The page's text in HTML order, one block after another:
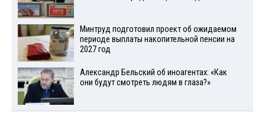
Минтруд подготовил проект об ожидаемом
периоде выплаты накопительной пенсии на
2027 год
Александр Бельский об иноагентах: «Как
они будут смотреть людям в глаза?»